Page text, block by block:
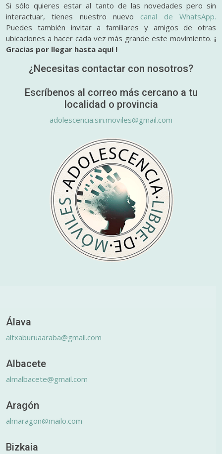
Si sólo quieres estar al tanto de las novedades pero sin
interactuar, tienes nuestro nuevo canal de WhatsApp.
Puedes también invitar a familiares y amigos de otras
ubicaciones a hacer cada vez más grande este movimiento. ¡
Gracias por llegar hasta aquí !
¿Necesitas contactar con nosotros?
Escríbenos al correo más cercano a tu
localidad o provincia
adolescencia.sin.moviles@gmail.com
Álava
altxaburuaaraba@gmail.com
Albacete
almalbacete@gmail.com
Aragón
almaragon@mailo.com
Bizkaia